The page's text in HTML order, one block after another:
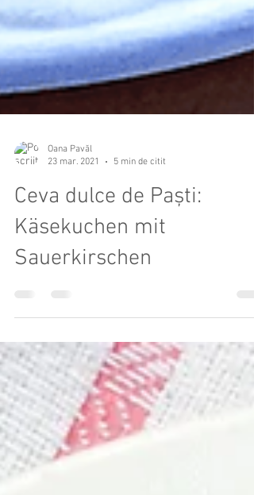
23 mar. 2021
5 min de citit
Ceva dulce de Paști:
Käsekuchen mit